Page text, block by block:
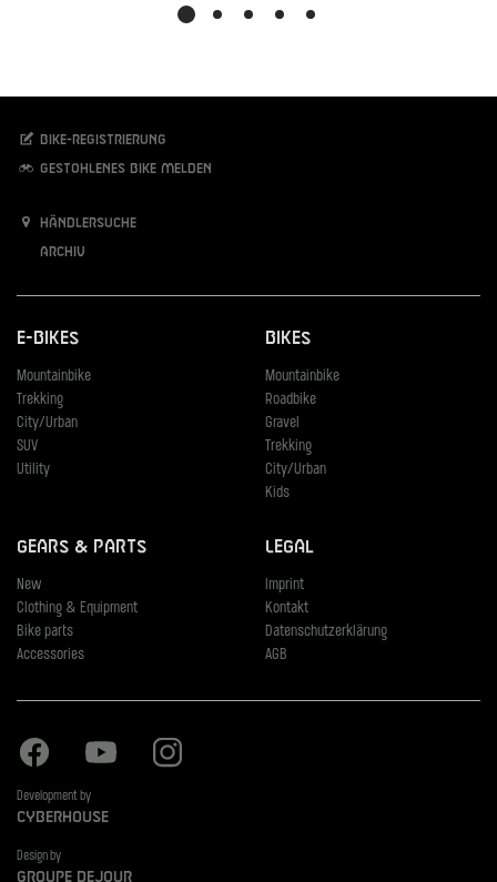
Bike-Registrierung
Gestohlenes Bike melden
Händlersuche
Archiv
E-Bikes
Mountainbike
Trekking
City/Urban
SUV
Utility
Bikes
Mountainbike
Roadbike
Gravel
Trekking
City/Urban
Kids
Gears & Parts
New
Clothing & Equipment
Bike parts
Accessories
Legal
Imprint
Kontakt
Datenschutzerklärung
AGB
Facebook Youtube
Development by
Cyberhouse
Design by
Groupe Dejour